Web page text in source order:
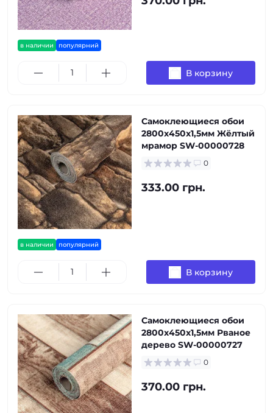
в наличии популярний
В корзину
в наличии популярний
Самоклеющиеся обои
2800х450х1,5мм Жёлтый
мрамор SW-00000728
0
333.00 грн.
В корзину
Самоклеющиеся обои
2800х450х1,5мм Рваное
дерево SW-00000727
0
370.00 грн.